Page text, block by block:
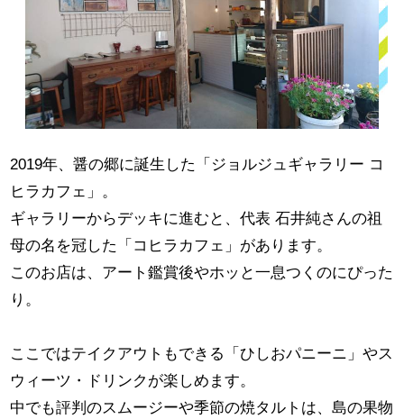
2019年、醤の郷に誕生した「ジョルジュギャラリー コ
ヒラカフェ」。
ギャラリーからデッキに進むと、代表 石井純さんの祖
母の名を冠した「コヒラカフェ」があります。
このお店は、アート鑑賞後やホッと一息つくのにぴった
り。
ここではテイクアウトもできる「ひしおパニーニ」やス
ウィーツ・ドリンクが楽しめます。
中でも評判のスムージーや季節の焼タルトは、島の果物